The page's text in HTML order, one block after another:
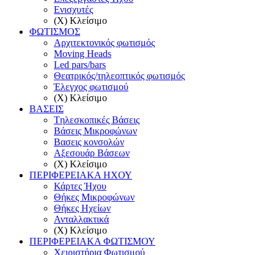
Ενισχυτές
(X) Κλείσιμο
ΦΩΤΙΣΜΟΣ
Αρχιτεκτονικός φωτισμός
Moving Heads
Led pars/bars
Θεατρικός/τηλεοπτικός φωτισμός
Έλεγχος φωτισμού
(X) Κλείσιμο
ΒΑΣΕΙΣ
Tηλεσκοπικές Βάσεις
Βάσεις Μικροφώνων
Βασεις κονσολών
Αξεσουάρ Βάσεων
(X) Κλείσιμο
ΠΕΡΙΦΕΡΕΙΑΚΑ ΗΧΟΥ
Κάρτες Ήχου
Θήκες Μικροφώνων
Θήκες Ηχείων
Ανταλλακτικά
(X) Κλείσιμο
ΠΕΡΙΦΕΡΕΙΑΚΑ ΦΩΤΙΣΜΟΥ
Χειριστήρια Φωτισμού